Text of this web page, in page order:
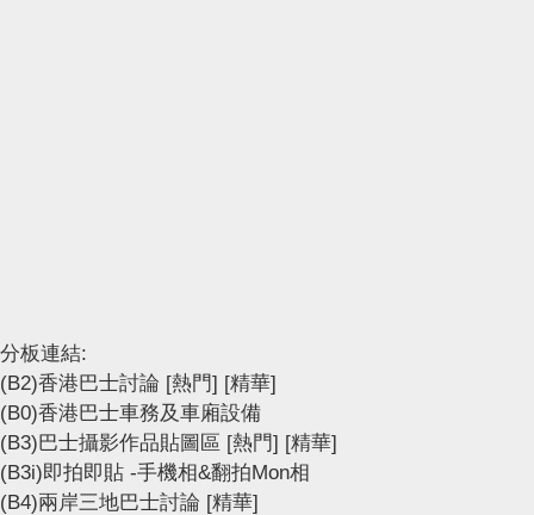
分板連結:
(B2)香港巴士討論 [熱門] [精華]
(B0)香港巴士車務及車廂設備
(B3)巴士攝影作品貼圖區 [熱門] [精華]
(B3i)即拍即貼 -手機相&翻拍Mon相
(B4)兩岸三地巴士討論 [精華]